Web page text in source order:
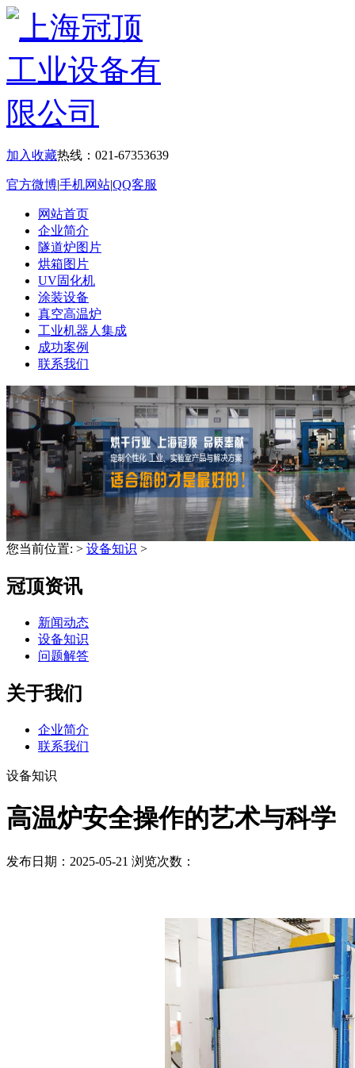
加入收藏热线：021-67353639
官方微博|手机网站|QQ客服
网站首页
企业简介
隧道炉图片
烘箱图片
UV固化机
涂装设备
真空高温炉
工业机器人集成
成功案例
联系我们
您当前位置: > 设备知识 >
冠顶资讯
新闻动态
设备知识
问题解答
关于我们
企业简介
联系我们
设备知识
高温炉安全操作的艺术与科学
发布日期：2025-05-21 浏览次数：